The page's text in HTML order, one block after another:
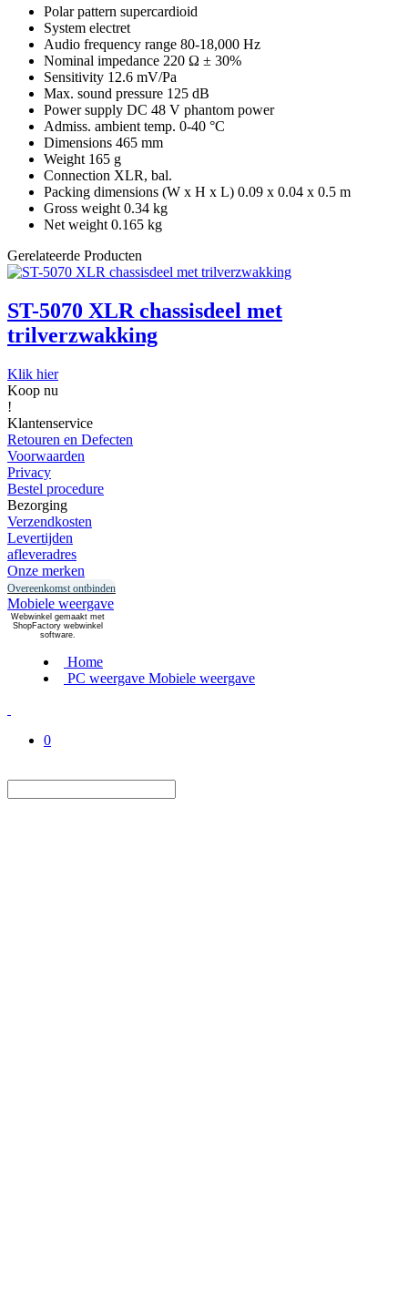
Polar pattern supercardioid
System electret
Audio frequency range 80-18,000 Hz
Nominal impedance 220 Ω ± 30%
Sensitivity 12.6 mV/Pa
Max. sound pressure 125 dB
Power supply DC 48 V phantom power
Admiss. ambient temp. 0-40 °C
Dimensions 465 mm
Weight 165 g
Connection XLR, bal.
Packing dimensions (W x H x L) 0.09 x 0.04 x 0.5 m
Gross weight 0.34 kg
Net weight 0.165 kg
Gerelateerde Producten
ST-5070 XLR chassisdeel met
trilverzwakking
Klik hier
Koop nu
!
Klantenservice
Retouren en Defecten
Voorwaarden
Privacy
Bestel procedure
Bezorging
Verzendkosten
Levertijden
afleveradres
Onze merken
Overeenkomst ontbinden
Mobiele weergave
Webwinkel gemaakt met
ShopFactory webwinkel
software.
Home
PC weergave Mobiele weergave
0